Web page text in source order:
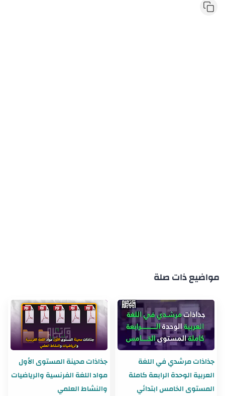
مواضيع ذات صلة
جذاذات مرشدي في اللغة
العربية الوحدة الرابعة كاملة
المستوى الخامس ابتدائي
جذاذات محينة المستوى الأول
مواد اللغة الفرنسية والرياضيات
والنشاط العلمي